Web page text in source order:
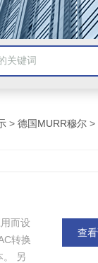
> 德国MURR穆尔 >
而设
转换
。 另
查